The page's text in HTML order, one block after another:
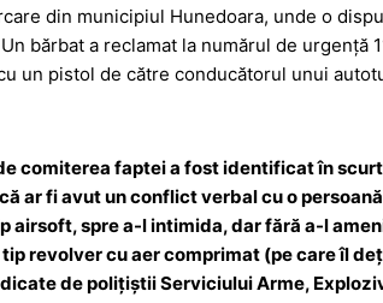
din municipiul Hunedoara, unde o
bărbat a reclamat la numărul de urgență
un pistol de către conducătorul unui
comiterea faptei a fost identificat în
ar fi avut un conflict verbal cu o
airsoft, spre a-l intimida, dar fără a-l
revolver cu aer comprimat (pe care îl
de polițiștii Serviciului Arme,